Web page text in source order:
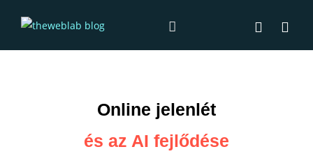
Online jelenlét
és az AI fejlődése